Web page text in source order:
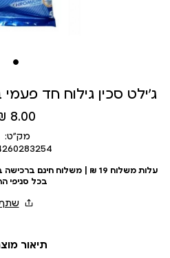
ג’ילט סכין גילוח חד פעמי בלו
8.00 ₪
מק״ט:
בכל סניפי
תיאור